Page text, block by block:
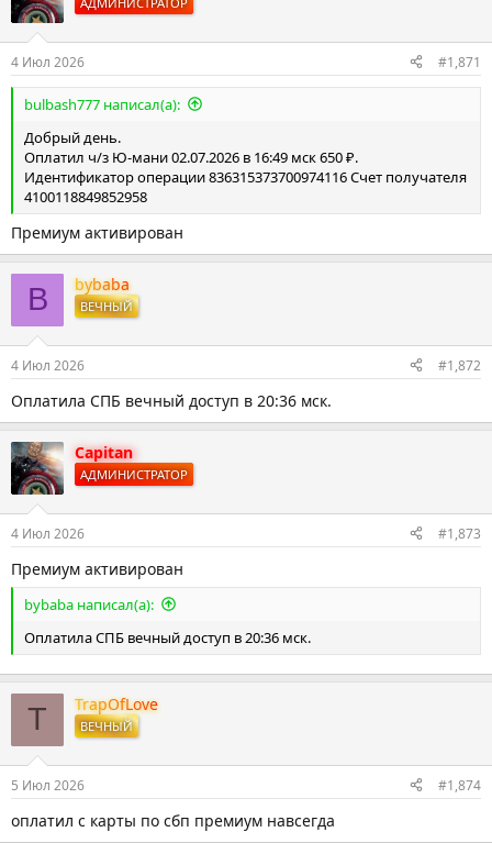
4 Июл 2026 #1,871
bulbash777 написал(а):
Добрый день.
Оплатил ч/з Ю-мани 02.07.2026 в 16:49 мск 650 ₽.
Идентификатор операции 836315373700974116 Счет получателя
4100118849852958
Премиум активирован
B bybaba
ВЕЧНЫЙ
4 Июл 2026 #1,872
Оплатила СПБ вечный доступ в 20:36 мск.
Capitan
АДМИНИСТРАТОР
4 Июл 2026 #1,873
Премиум активирован
bybaba написал(а):
Оплатила СПБ вечный доступ в 20:36 мск.
T TrapOfLove
ВЕЧНЫЙ
5 Июл 2026 #1,874
оплатил с карты по сбп премиум навсегда